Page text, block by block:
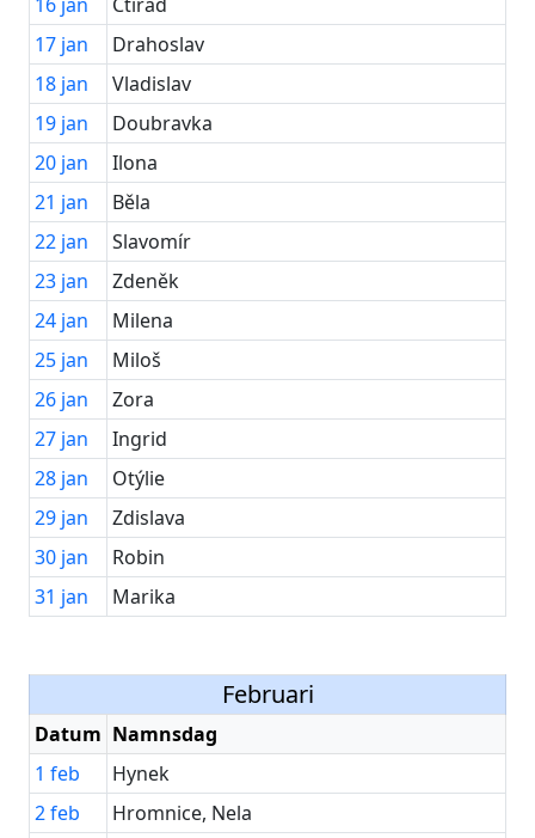
17 jan
Drahoslav
18 jan
Vladislav
19 jan
Doubravka
20 jan
Ilona
21 jan
Běla
22 jan
Slavomír
23 jan
Zdeněk
24 jan
Milena
25 jan
Miloš
26 jan
Zora
27 jan
Ingrid
28 jan
Otýlie
29 jan
Zdislava
30 jan
Robin
31 jan Marika
Februari
Datum Namnsdag
1 feb
Hynek
2feb
Hromnice, Nela